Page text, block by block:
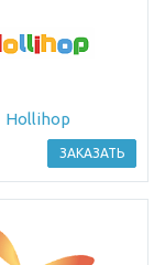
Hollihop
ЗАКАЗАТЬ